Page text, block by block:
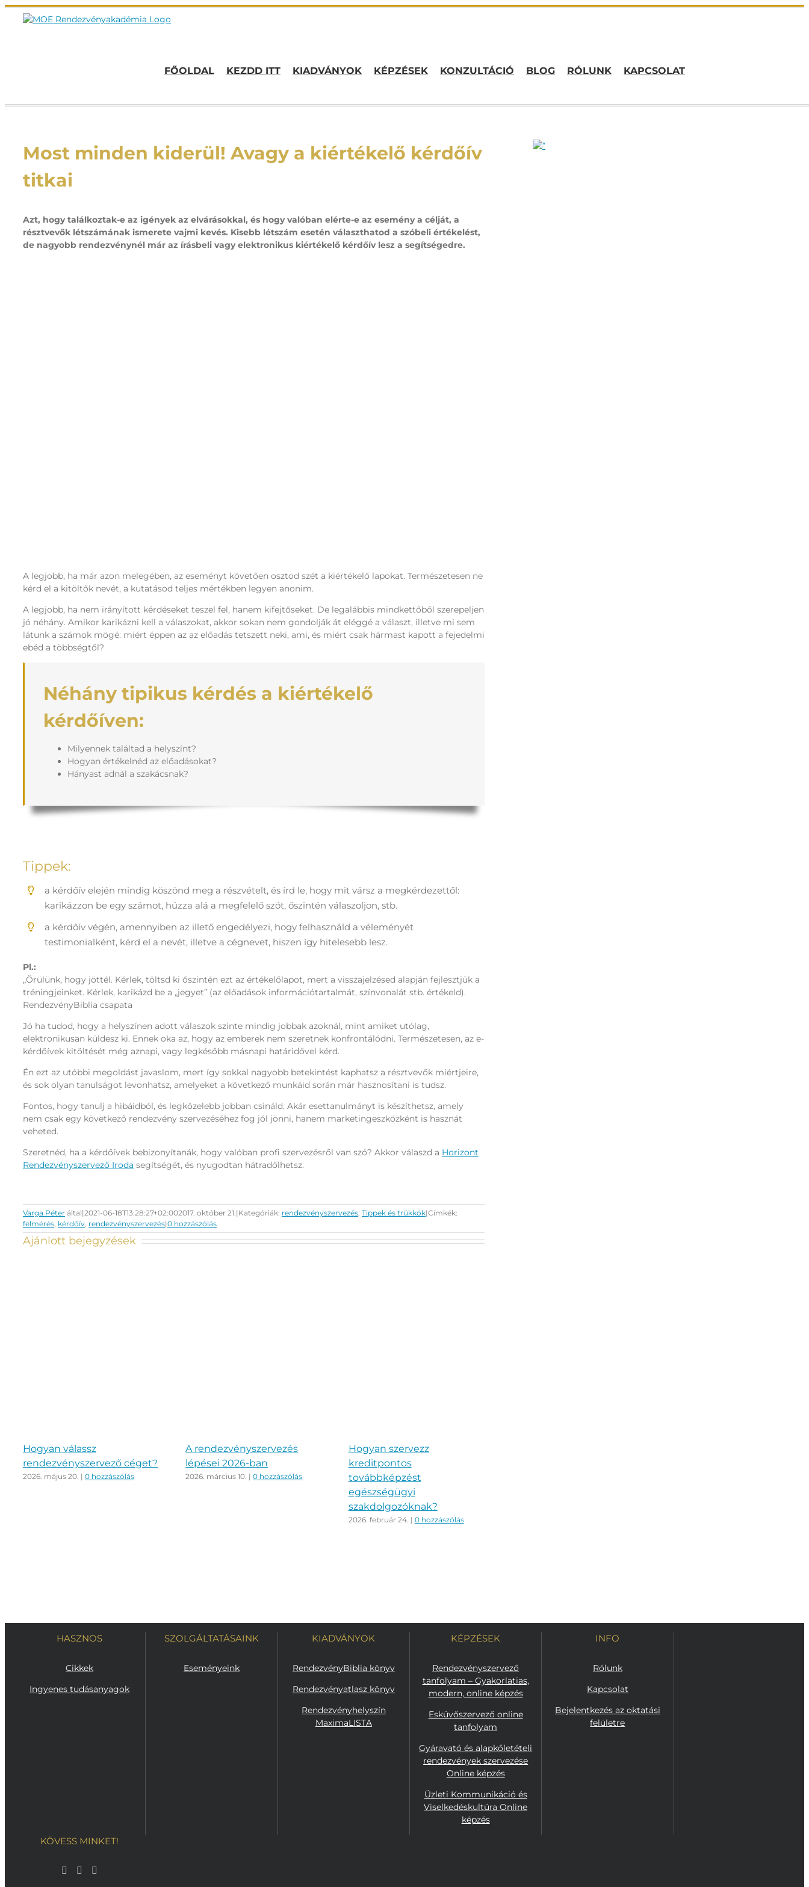
Kihagyás
FŐOLDAL KEZDD ITT KIADVÁNYOK KÉPZÉSEK KONZULTÁCIÓ BLOG RÓLUNK KAPCSOLAT
Most minden kiderül! Avagy a kiértékelő kérdőív
titkai
Azt, hogy találkoztak-e az igények az elvárásokkal, és hogy valóban elérte-e az esemény a célját, a
résztvevők létszámának ismerete vajmi kevés. Kisebb létszám esetén választhatod a szóbeli értékelést,
de nagyobb rendezvénynél már az írásbeli vagy elektronikus kiértékelő kérdőív lesz a segítségedre.
A legjobb, ha már azon melegében, az eseményt követően osztod szét a kiértékelő lapokat. Természetesen ne
kérd el a kitöltők nevét, a kutatásod teljes mértékben legyen anonim.
A legjobb, ha nem irányított kérdéseket teszel fel, hanem kifejtőseket. De legalábbis mindkettőből szerepeljen
jó néhány. Amikor karikázni kell a válaszokat, akkor sokan nem gondolják át eléggé a választ, illetve mi sem
látunk a számok mögé: miért éppen az az előadás tetszett neki, ami, és miért csak hármast kapott a fejedelmi
ebéd a többségtől?
Néhány tipikus kérdés a kiértékelő
kérdőíven:
Milyennek találtad a helyszínt?
Hogyan értékelnéd az előadásokat?
Hányast adnál a szakácsnak?
Tippek:
a kérdőív elején mindig köszönd meg a részvételt, és írd le, hogy mit vársz a megkérdezettől:
karikázzon be egy számot, húzza alá a megfelelő szót, őszintén válaszoljon, stb.
a kérdőív végén, amennyiben az illető engedélyezi, hogy felhasználd a véleményét
testimonialként, kérd el a nevét, illetve a cégnevet, hiszen így hitelesebb lesz.
Pl.:
„Örülünk, hogy jöttél. Kérlek, töltsd ki őszintén ezt az értékelőlapot, mert a visszajelzésed alapján fejlesztjük a
tréningjeinket. Kérlek, karikázd be a „jegyet” (az előadások információtartalmát, színvonalát stb. értékeld).
RendezvényBiblia csapata
Jó ha tudod, hogy a helyszínen adott válaszok szinte mindig jobbak azoknál, mint amiket utólag,
elektronikusan küldesz ki. Ennek oka az, hogy az emberek nem szeretnek konfrontálódni. Természetesen, az e-
kérdőívek kitöltését még aznapi, vagy legkésőbb másnapi határidővel kérd.
Én ezt az utóbbi megoldást javaslom, mert így sokkal nagyobb betekintést kaphatsz a résztvevők miértjeire,
és sok olyan tanulságot levonhatsz, amelyeket a következő munkáid során már hasznosítani is tudsz.
Fontos, hogy tanulj a hibáidból, és legközelebb jobban csináld. Akár esettanulmányt is készíthetsz, amely
nem csak egy következő rendezvény szervezéséhez fog jól jönni, hanem marketingeszközként is hasznát
veheted.
Szeretnéd, ha a kérdőívek bebizonyítanák, hogy valóban profi szervezésről van szó? Akkor válaszd a Horizont
Rendezvényszervező Iroda segítségét, és nyugodtan hátradőlhetsz.
Varga Péter által|2021-06-18T13:28:27+02:002017. október 21. | Kategóriák: rendezvényszervezés Tippek és trükkök|Címkék:
felmérés kérdőív rendezvényszervezés|0 hozzászólás
Ajánlott bejegyzések
Hogyan válassz
rendezvényszervező céget?
2026. május 20. | 0 hozzászólás
A rendezvényszervezés
lépései 2026-ban
2026. március 10. | 0 hozzászólás
Hogyan szervezz
kreditpontos
továbbképzést
egészségügyi
szakdolgozóknak?
2026. február 24. | 0 hozzászólás
HASZNOS
Cikkek
Ingyenes tudásanyagok
SZOLGÁLTATÁSAINK
Eseményeink
KIADVÁNYOK
RendezvényBiblia könyv
Rendezvényatlasz könyv
Rendezvényhelyszín
MaximaLISTA
KÉPZÉSEK
Rendezvényszervező
tanfolyam – Gyakorlatias,
modern, online képzés
Esküvőszervező online
tanfolyam
Gyáravató és alapkőletételi
rendezvények szervezése
Online képzés
Üzleti Kommunikáció és
Viselkedéskultúra Online
képzés
INFO
Rólunk
Kapcsolat
Bejelentkezés az oktatási
felületre
KÖVESS MINKET!